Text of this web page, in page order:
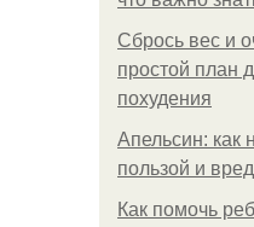
Сбрось вес и
простой план
похудения
Апельсин: как
пользой и
Как помочь